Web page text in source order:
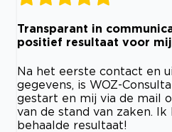
Transparant in
positief resultaat voor
Na het eerste contact en
gegevens, is WOZ-
gestart en mij via de mail
van de stand van zaken.
behaalde resultaat!